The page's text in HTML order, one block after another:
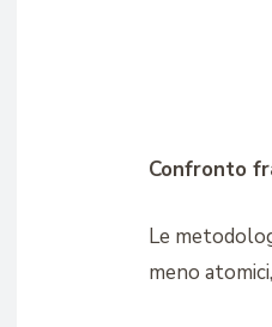
Confronto
Le
meno